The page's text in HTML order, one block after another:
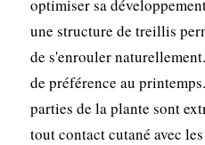
optimiser sa
une structure de treillis
de s'enrouler
de préférence au
parties de la plante sont
tout contact cutané avec